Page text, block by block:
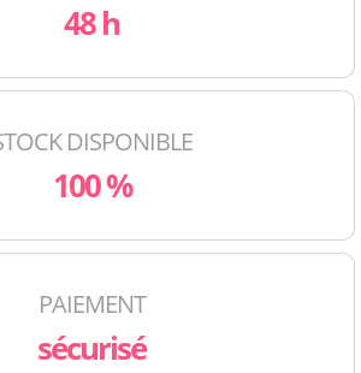
48 h
DISPONIBLE
100 %
PAIEMENT
sécurisé